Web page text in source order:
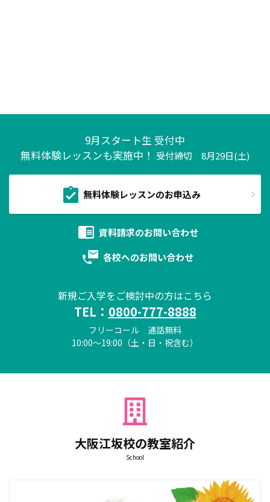
9月スタート生 受付中
無料体験レッスンも実施中！ 受付締切 8月29日(土)
無料体験レッスンのお申込み
資料請求のお問い合わせ
各校へのお問い合わせ
新規ご入学をご検討中の方はこちら
TEL： 0800-777-8888
フリーコール 通話無料
10:00～19:00（土・日・祝含む）
大阪江坂校の教室紹介
School